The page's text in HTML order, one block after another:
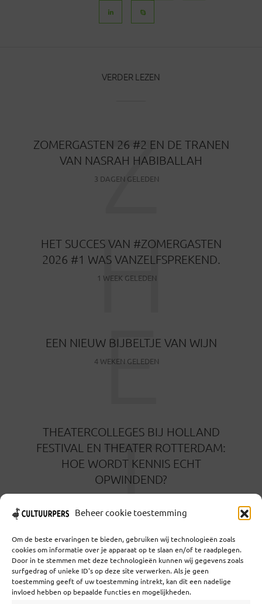
Beheer cookie toestemming
Om de beste ervaringen te bieden, gebruiken wij technologieën zoals
cookies om informatie over je apparaat op te slaan en/of te raadplegen.
Door in te stemmen met deze technologieën kunnen wij gegevens zoals
surfgedrag of unieke ID's op deze site verwerken. Als je geen
toestemming geeft of uw toestemming intrekt, kan dit een nadelige
invloed hebben op bepaalde functies en mogelijkheden.
VERDER LEZEN
ZOMERGASTEN 26 #2 EN DE TRANEN
VAN NASRAH HABIBALLAH
3 DAGEN GELEDEN
Z
HET SUCCES VAN #ZOMERGASTEN
2026 #1 WAS VANZELFSPREKEND.
1 WEEK GELEDEN
H
EEN NIEUW BIJBELTJE VAN WIJN
4 WEKEN GELEDEN
E
THEATERCOLLEGES BIJ HOLLAND
FESTIVAL EN THEATER ROTTERDAM:
HOE WORDT KENNIS ECHT
OPWINDEND?
T
Coöperatief Cultureel Persbureau U.A. | Salzburg 29 |
3524KS Utrecht | KvK: 55573592 |Btw: